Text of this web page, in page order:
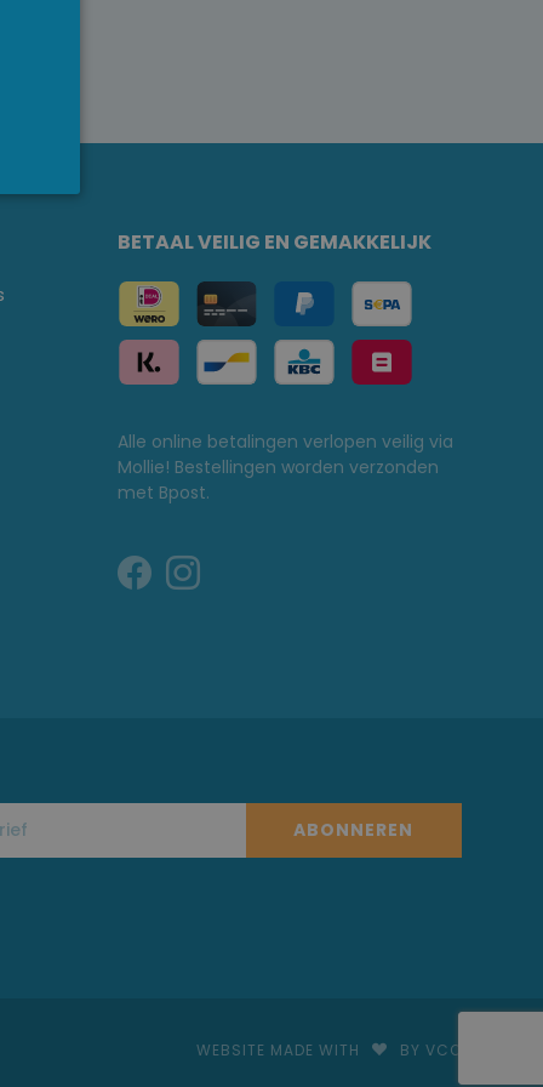
BETAAL VEILIG EN GEMAKKELIJK
Alle online betalingen verlopen veilig via
Mollie! Bestellingen worden verzonden
met Bpost.
ABONNEREN
WEBSITE MADE WITH BY VCO